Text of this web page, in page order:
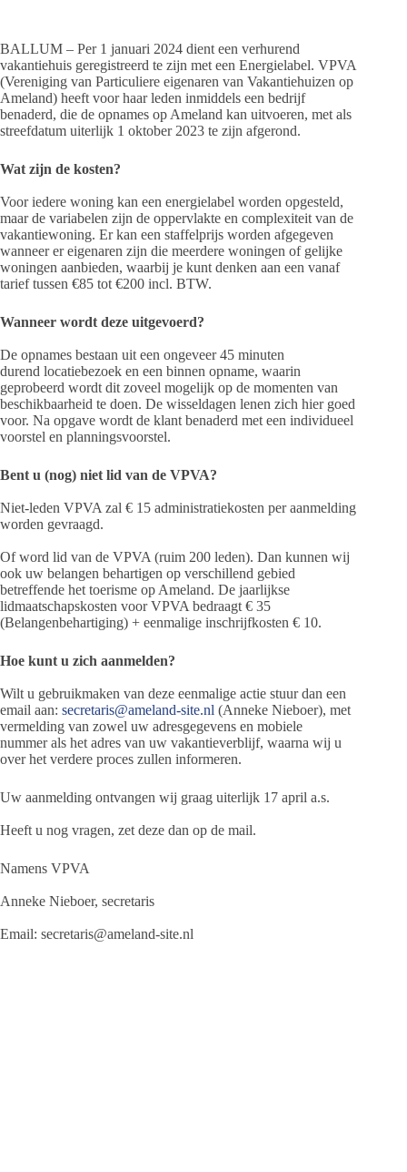
BALLUM – Per 1 januari 2024 dient een verhurend
vakantiehuis geregistreerd te zijn met een Energielabel. VPVA
(Vereniging van Particuliere eigenaren van Vakantiehuizen op
Ameland) heeft voor haar leden inmiddels een bedrijf
benaderd, die de opnames op Ameland kan uitvoeren, met als
streefdatum uiterlijk 1 oktober 2023 te zijn afgerond.
Wat zijn de kosten?
Voor iedere woning kan een energielabel worden opgesteld,
maar de variabelen zijn de oppervlakte en complexiteit van de
vakantiewoning. Er kan een staffelprijs worden afgegeven
wanneer er eigenaren zijn die meerdere woningen of gelijke
woningen aanbieden, waarbij je kunt denken aan een vanaf
tarief tussen €85 tot €200 incl. BTW.
Wanneer wordt deze uitgevoerd?
De opnames bestaan uit een ongeveer 45 minuten
durend locatiebezoek en een binnen opname, waarin
geprobeerd wordt dit zoveel mogelijk op de momenten van
beschikbaarheid te doen. De wisseldagen lenen zich hier goed
voor. Na opgave wordt de klant benaderd met een individueel
voorstel en planningsvoorstel.
Bent u (nog) niet lid van de VPVA?
Niet-leden VPVA zal € 15 administratiekosten per aanmelding
worden gevraagd.
Of word lid van de VPVA (ruim 200 leden). Dan kunnen wij
ook uw belangen behartigen op verschillend gebied
betreffende het toerisme op Ameland. De jaarlijkse
lidmaatschapskosten voor VPVA bedraagt € 35
(Belangenbehartiging) + eenmalige inschrijfkosten € 10.
Hoe kunt u zich aanmelden?
Wilt u gebruikmaken van deze eenmalige actie stuur dan een
email aan: secretaris@ameland-site.nl (Anneke Nieboer), met
vermelding van zowel uw adresgegevens en mobiele
nummer als het adres van uw vakantieverblijf, waarna wij u
over het verdere proces zullen informeren.
Uw aanmelding ontvangen wij graag uiterlijk 17 april a.s.
Heeft u nog vragen, zet deze dan op de mail.
Namens VPVA
Anneke Nieboer, secretaris
Email: secretaris@ameland-site.nl